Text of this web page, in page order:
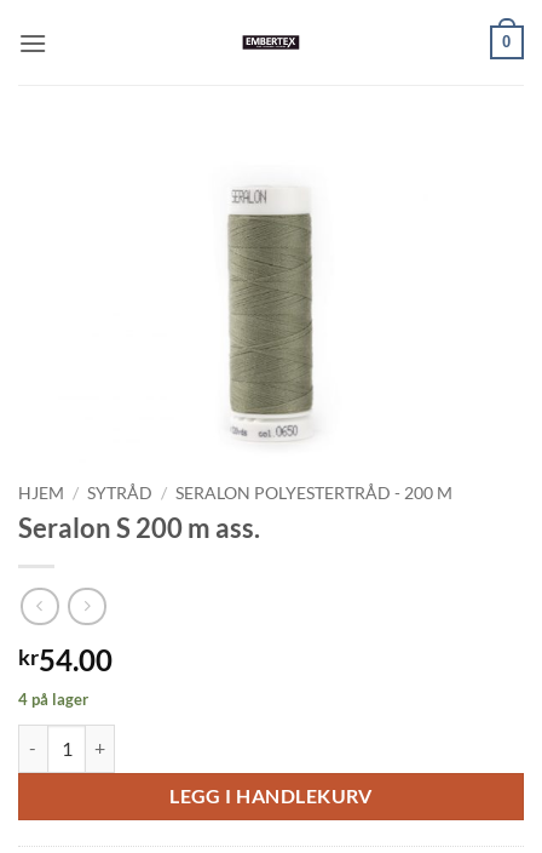
0
HJEM / SYTRÅD / SERALON POLYESTERTRÅD - 200 M
Seralon S 200 m ass.
kr54.00
4 på lager
LEGG I HANDLEKURV